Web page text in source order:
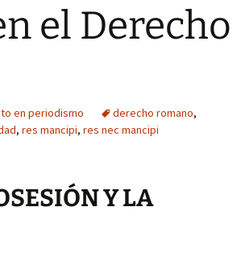
el Derecho
en periodismo derecho romano,
, res mancipi, res nec mancipi
Y LA